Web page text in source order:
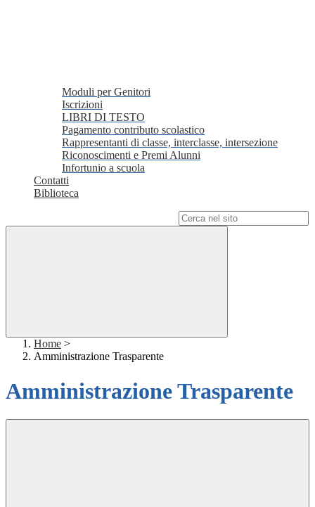
Moduli per Genitori
Iscrizioni
LIBRI DI TESTO
Pagamento contributo scolastico
Rappresentanti di classe, interclasse, intersezione
Riconoscimenti e Premi Alunni
Infortunio a scuola
Contatti
Biblioteca
Home >
Amministrazione Trasparente
Amministrazione Trasparente